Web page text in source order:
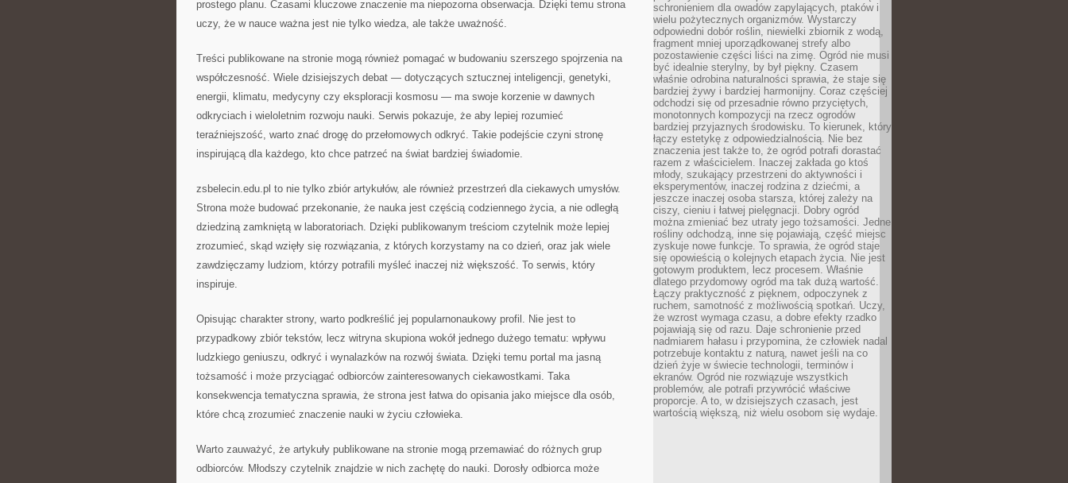
prostego planu. Czasami kluczowe znaczenie ma niepozorna obserwacja. Dzięki temu strona
uczy, że w nauce ważna jest nie tylko wiedza, ale także uważność.
Treści publikowane na stronie mogą również pomagać w budowaniu szerszego spojrzenia na
współczesność. Wiele dzisiejszych debat — dotyczących sztucznej inteligencji, genetyki,
energii, klimatu, medycyny czy eksploracji kosmosu — ma swoje korzenie w dawnych
odkryciach i wieloletnim rozwoju nauki. Serwis pokazuje, że aby lepiej rozumieć
teraźniejszość, warto znać drogę do przełomowych odkryć. Takie podejście czyni stronę
inspirującą dla każdego, kto chce patrzeć na świat bardziej świadomie.
zsbelecin.edu.pl to nie tylko zbiór artykułów, ale również przestrzeń dla ciekawych umysłów.
Strona może budować przekonanie, że nauka jest częścią codziennego życia, a nie odległą
dziedziną zamkniętą w laboratoriach. Dzięki publikowanym treściom czytelnik może lepiej
zrozumieć, skąd wzięły się rozwiązania, z których korzystamy na co dzień, oraz jak wiele
zawdzięczamy ludziom, którzy potrafili myśleć inaczej niż większość. To serwis, który
inspiruje.
Opisując charakter strony, warto podkreślić jej popularnonaukowy profil. Nie jest to
przypadkowy zbiór tekstów, lecz witryna skupiona wokół jednego dużego tematu: wpływu
ludzkiego geniuszu, odkryć i wynalazków na rozwój świata. Dzięki temu portal ma jasną
tożsamość i może przyciągać odbiorców zainteresowanych ciekawostkami. Taka
konsekwencja tematyczna sprawia, że strona jest łatwa do opisania jako miejsce dla osób,
które chcą zrozumieć znaczenie nauki w życiu człowieka.
Warto zauważyć, że artykuły publikowane na stronie mogą przemawiać do różnych grup
odbiorców. Młodszy czytelnik znajdzie w nich zachętę do nauki. Dorosły odbiorca może
schronieniem dla owadów zapylających, ptaków i
wielu pożytecznych organizmów. Wystarczy
odpowiedni dobór roślin, niewielki zbiornik z wodą,
fragment mniej uporządkowanej strefy albo
pozostawienie części liści na zimę. Ogród nie musi
być idealnie sterylny, by był piękny. Czasem
właśnie odrobina naturalności sprawia, że staje się
bardziej żywy i bardziej harmonijny. Coraz częściej
odchodzi się od przesadnie równo przyciętych,
monotonnych kompozycji na rzecz ogrodów
bardziej przyjaznych środowisku. To kierunek, który
łączy estetykę z odpowiedzialnością. Nie bez
znaczenia jest także to, że ogród potrafi dorastać
razem z właścicielem. Inaczej zakłada go ktoś
młody, szukający przestrzeni do aktywności i
eksperymentów, inaczej rodzina z dziećmi, a
jeszcze inaczej osoba starsza, której zależy na
ciszy, cieniu i łatwej pielęgnacji. Dobry ogród
można zmieniać bez utraty jego tożsamości. Jedne
rośliny odchodzą, inne się pojawiają, część miejsc
zyskuje nowe funkcje. To sprawia, że ogród staje
się opowieścią o kolejnych etapach życia. Nie jest
gotowym produktem, lecz procesem. Właśnie
dlatego przydomowy ogród ma tak dużą wartość.
Łączy praktyczność z pięknem, odpoczynek z
ruchem, samotność z możliwością spotkań. Uczy,
że wzrost wymaga czasu, a dobre efekty rzadko
pojawiają się od razu. Daje schronienie przed
nadmiarem hałasu i przypomina, że człowiek nadal
potrzebuje kontaktu z naturą, nawet jeśli na co
dzień żyje w świecie technologii, terminów i
ekranów. Ogród nie rozwiązuje wszystkich
problemów, ale potrafi przywrócić właściwe
proporcje. A to, w dzisiejszych czasach, jest
wartością większą, niż wielu osobom się wydaje.